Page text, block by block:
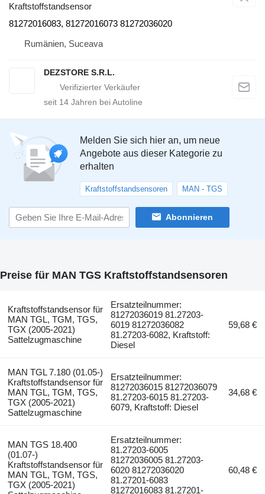
Kraftstoffstandsensor
81272016083, 81272016073 81272036020
Rumänien, Suceava
DEZSTORE S.R.L.
seit 14 Jahren bei Autoline
Melden Sie sich hier an, um neue
Angebote aus dieser Kategorie zu
erhalten
Kraftstoffstandsensoren MAN - TGS
Abonnieren
Preise für MAN TGS Kraftstoffstandsensoren
Kraftstoffstandsensor für
MAN TGL, TGM, TGS,
TGX (2005-2021)
Sattelzugmaschine
Ersatzteilnummer:
81272036019 81.27203-
6019 81272036082
81.27203-6082, Kraftstoff:
Diesel
59,68 €
MAN TGL 7.180 (01.05-)
Kraftstoffstandsensor für
MAN TGL, TGM, TGS,
TGX (2005-2021)
Sattelzugmaschine
Ersatzteilnummer:
81272036015 81272036079
81.27203-6015 81.27203-
6079, Kraftstoff: Diesel
34,68 €
MAN TGS 18.400
(01.07-)
Kraftstoffstandsensor für
MAN TGL, TGM, TGS,
TGX (2005-2021)
Ersatzteilnummer:
81.27203-6005
81272036005 81.27203-
6020 81272036020
81.27201-6083
81272016083 81.27201-
60,48 €